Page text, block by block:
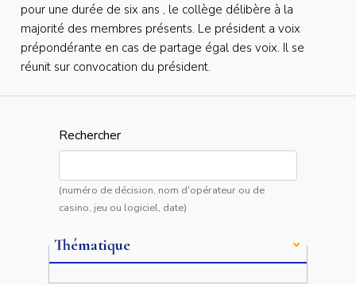
pour une durée de six ans , le collège délibère à la
majorité des membres présents. Le président a voix
prépondérante en cas de partage égal des voix. Il se
réunit sur convocation du président.
Rechercher
(numéro de décision, nom d'opérateur ou de
casino, jeu ou logiciel, date)
Thématique